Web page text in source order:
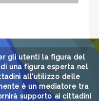
gli utenti la figura del
una figura esperta nel
all'utilizzo delle
è un mediatore tra
supporto ai cittadini